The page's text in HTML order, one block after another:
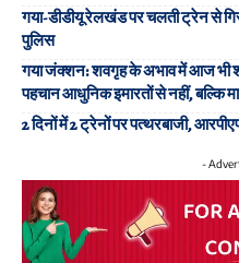
गया-डीडीयू रेलखंड पर चलती ट्रेन से
पुलिस
गया जंक्शन: शवगृह के अभाव में आज भी
पहचान आधुनिक इमारतों से नहीं, बल्कि
2 दिनों में 2 ट्रेनों पर पत्थरबाजी,
-